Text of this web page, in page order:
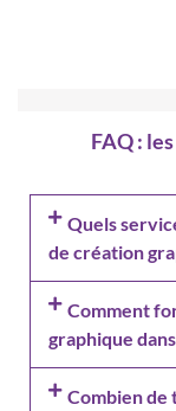
FAQ :
Quels
de création
Comment
graphique
Combien de